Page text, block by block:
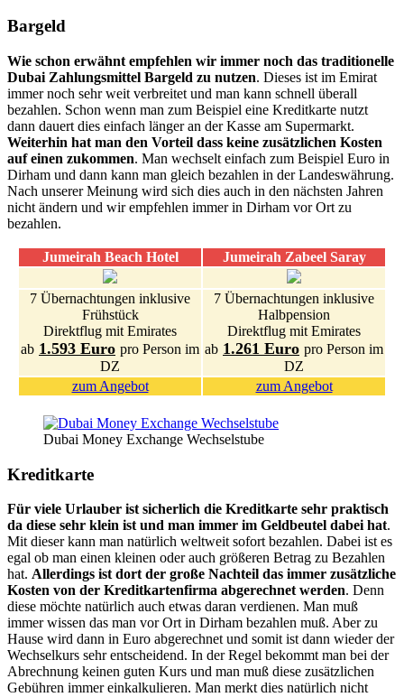
Bargeld
Wie schon erwähnt empfehlen wir immer noch das traditionelle
Dubai Zahlungsmittel Bargeld zu nutzen. Dieses ist im Emirat
immer noch sehr weit verbreitet und man kann schnell überall
bezahlen. Schon wenn man zum Beispiel eine Kreditkarte nutzt
dann dauert dies einfach länger an der Kasse am Supermarkt.
Weiterhin hat man den Vorteil dass keine zusätzlichen Kosten
auf einen zukommen. Man wechselt einfach zum Beispiel Euro in
Dirham und dann kann man gleich bezahlen in der Landeswährung.
Nach unserer Meinung wird sich dies auch in den nächsten Jahren
nicht ändern und wir empfehlen immer in Dirham vor Ort zu
bezahlen.
Jumeirah Beach Hotel Jumeirah Zabeel Saray
7 Übernachtungen inklusive
Frühstück
Direktflug mit Emirates
ab 1.593 Euro pro Person im
DZ
7 Übernachtungen inklusive
Halbpension
Direktflug mit Emirates
ab 1.261 Euro pro Person im
DZ
zum Angebot
zum Angebot
Dubai Money Exchange Wechselstube
Kreditkarte
Für viele Urlauber ist sicherlich die Kreditkarte sehr praktisch
da diese sehr klein ist und man immer im Geldbeutel dabei hat.
Mit dieser kann man natürlich weltweit sofort bezahlen. Dabei ist es
egal ob man einen kleinen oder auch größeren Betrag zu Bezahlen
hat. Allerdings ist dort der große Nachteil das immer zusätzliche
Kosten von der Kreditkartenfirma abgerechnet werden. Denn
diese möchte natürlich auch etwas daran verdienen. Man muß
immer wissen das man vor Ort in Dirham bezahlen muß. Aber zu
Hause wird dann in Euro abgerechnet und somit ist dann wieder der
Wechselkurs sehr entscheidend. In der Regel bekommt man bei der
Abrechnung keinen guten Kurs und man muß diese zusätzlichen
Gebühren immer einkalkulieren. Man merkt dies natürlich nicht